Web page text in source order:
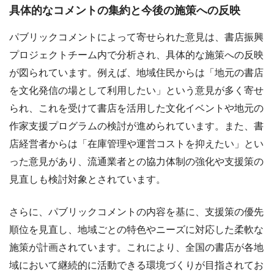
具体的なコメントの集約と今後の施策への反映
パブリックコメントによって寄せられた意見は、書店振興
プロジェクトチーム内で分析され、具体的な施策への反映
が図られています。例えば、地域住民からは「地元の書店
を文化発信の場として利用したい」という意見が多く寄せ
られ、これを受けて書店を活用した文化イベントや地元の
作家支援プログラムの検討が進められています。また、書
店経営者からは「在庫管理や運営コストを抑えたい」とい
った意見があり、流通業者との協力体制の強化や支援策の
見直しも検討対象とされています。
さらに、パブリックコメントの内容を基に、支援策の優先
順位を見直し、地域ごとの特色やニーズに対応した柔軟な
施策が計画されています。これにより、全国の書店が各地
域において継続的に活動できる環境づくりが目指されてお